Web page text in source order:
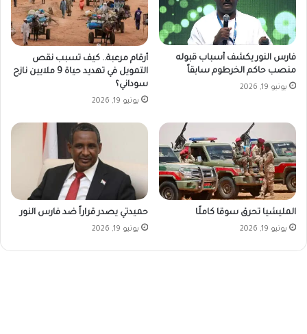
فارس النور يكشف أسباب قبوله
منصب حاكم الخرطوم سابقاً
يونيو 19, 2026
أرقام مرعبة.. كيف تسبب نقص
التمويل في تهديد حياة 9 ملايين نازح
سوداني؟
يونيو 19, 2026
المليشيا تحرق سوقا كاملًا
يونيو 19, 2026
حميدتي يصدر قراراً ضد فارس النور
يونيو 19, 2026